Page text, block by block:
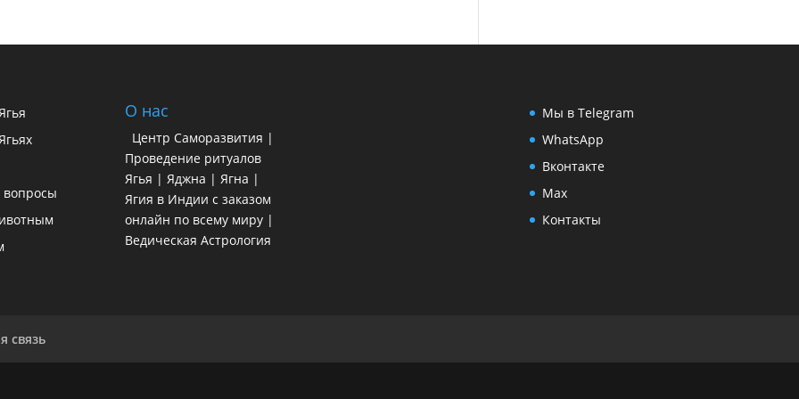
О нас
Центр Саморазвития |
Проведение ритуалов
Ягья | Яджна | Ягна |
Ягия в Индии с заказом
онлайн по всему миру |
Ведическая Астрология
Мы в Telegram
WhatsApp
Вконтакте
Max
Контакты
связь